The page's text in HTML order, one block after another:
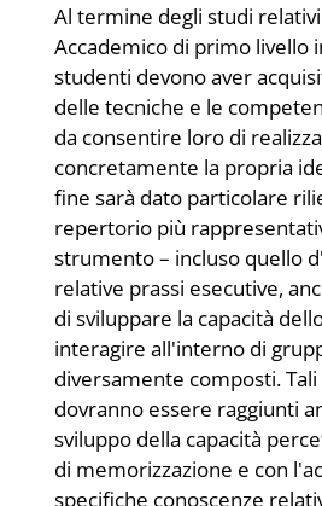
Al termine degli studi
Accademico di primo livello
studenti devono aver
delle tecniche e le
da consentire loro di
concretamente la propria
fine sarà dato particolare
repertorio più
strumento – incluso quello
relative prassi esecutive,
di sviluppare la capacità
interagire all'interno di
diversamente composti.
dovranno essere raggiunti
sviluppo della capacità
di memorizzazione e con
specifiche conoscenze